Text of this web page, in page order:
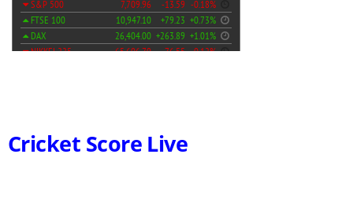
Cricket Score Live